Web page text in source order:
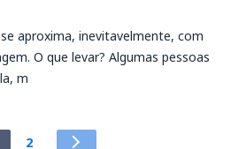
aproxima, inevitavelmente, com
O que levar? Algumas pessoas
m
2